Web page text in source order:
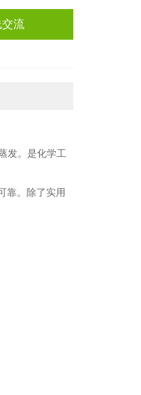
流
发。是化学工
靠。除了实用